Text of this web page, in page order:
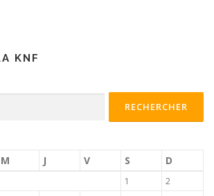
KNF
M J V S D
1
2